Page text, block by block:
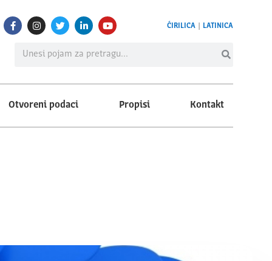
ĆIRILICA LATINICA
Otvoreni podaci Propisi Kontakt